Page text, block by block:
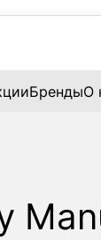
БрендыО